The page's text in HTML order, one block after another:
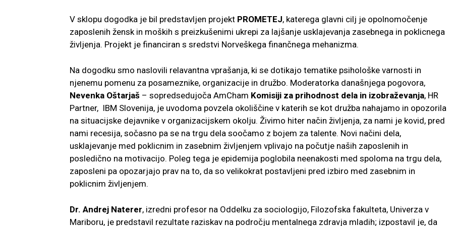
V sklopu dogodka je bil predstavljen projekt PROMETEJ, katerega glavni cilj je opolnomočenje
zaposlenih žensk in moških s preizkušenimi ukrepi za lajšanje usklajevanja zasebnega in poklicnega
življenja. Projekt je financiran s sredstvi Norveškega finančnega mehanizma.
Na dogodku smo naslovili relavantna vprašanja, ki se dotikajo tematike psihološke varnosti in
njenemu pomenu za posameznike, organizacije in družbo. Moderatorka današnjega pogovora,
Nevenka Oštarjaš – sopredsedujoča AmCham Komisiji za prihodnost dela in izobraževanja, HR
Partner, IBM Slovenija, je uvodoma povzela okoliščine v katerih se kot družba nahajamo in opozorila
na situacijske dejavnike v organizacijskem okolju. Živimo hiter način življenja, za nami je kovid, pred
nami recesija, sočasno pa se na trgu dela soočamo z bojem za talente. Novi načini dela,
usklajevanje med poklicnim in zasebnim življenjem vplivajo na počutje naših zaposlenih in
posledično na motivacijo. Poleg tega je epidemija poglobila neenakosti med spoloma na trgu dela,
zaposleni pa opozarjajo prav na to, da so velikokrat postavljeni pred izbiro med zasebnim in
poklicnim življenjem.
Dr. Andrej Naterer, izredni profesor na Oddelku za sociologijo, Filozofska fakulteta, Univerza v
Mariboru, je predstavil rezultate raziskav na področju mentalnega zdravja mladih; izpostavil je, da